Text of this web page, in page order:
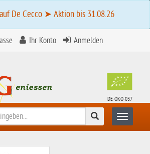
De Cecco ➤ Aktion bis 31.08.26
Ihr Konto Anmelden
DE-ÖKO-037
Suchen Toggle